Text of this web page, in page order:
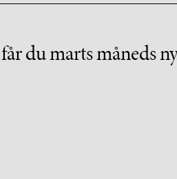
du marts måneds